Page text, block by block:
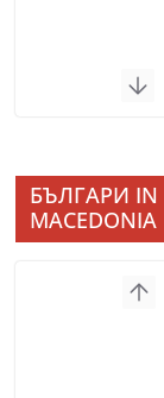
БЪЛГАРИ IN
MACEDONIA